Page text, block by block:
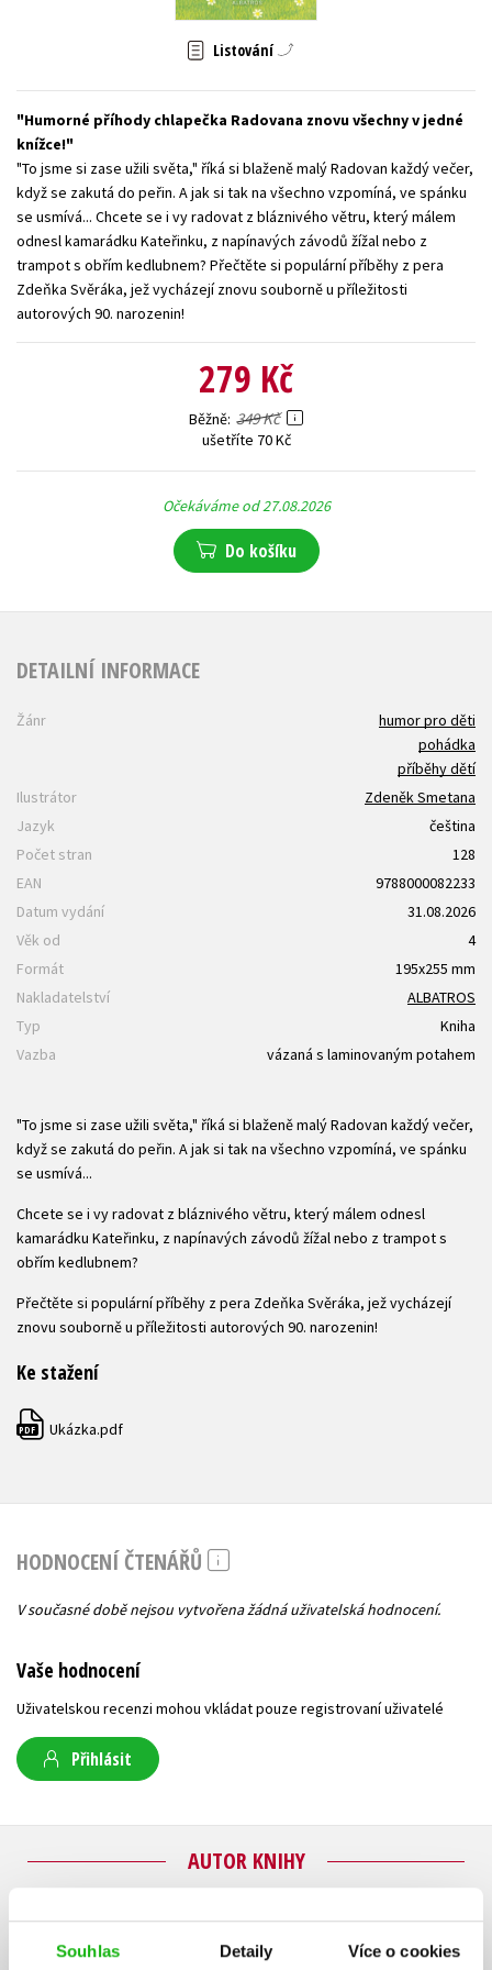
Souhlas Detaily Více o cookies
Listování
Humorné příhody chlapečka Radovana znovu všechny v jedné
knížce!
"To jsme si zase užili světa," říká si blaženě malý Radovan každý večer,
když se zakutá do peřin. A jak si tak na všechno vzpomíná, ve spánku
se usmívá... Chcete se i vy radovat z bláznivého větru, který málem
odnesl kamarádku Kateřinku, z napínavých závodů žížal nebo z
trampot s obřím kedlubnem? Přečtěte si populární příběhy z pera
Zdeňka Svěráka, jež vycházejí znovu souborně u příležitosti
autorových 90. narozenin!
279 Kč
Běžně 349 Kč
ušetříte 70 Kč
Očekáváme od 27.08.2026
Do košíku
DETAILNÍ INFORMACE
Žánr
humor pro děti
pohádka
příběhy dětí
Ilustrátor
Zdeněk Smetana
Jazyk
čeština
Počet stran
128
EAN
9788000082233
Datum vydání
31.08.2026
Věk od
4
Formát
195x255 mm
Nakladatelství
ALBATROS
Typ
Kniha
Vazba
vázaná s laminovaným potahem
"To jsme si zase užili světa," říká si blaženě malý Radovan každý večer,
když se zakutá do peřin. A jak si tak na všechno vzpomíná, ve spánku
se usmívá...
Chcete se i vy radovat z bláznivého větru, který málem odnesl
kamarádku Kateřinku, z napínavých závodů žížal nebo z trampot s
obřím kedlubnem?
Přečtěte si populární příběhy z pera Zdeňka Svěráka, jež vycházejí
znovu souborně u příležitosti autorových 90. narozenin!
Ke stažení
PDF Ukázka.pdf
HODNOCENÍ ČTENÁŘŮ
V současné době nejsou vytvořena žádná uživatelská hodnocení.
Vaše hodnocení
Uživatelskou recenzi mohou vkládat pouze registrovaní uživatelé
Přihlásit
AUTOR KNIHY